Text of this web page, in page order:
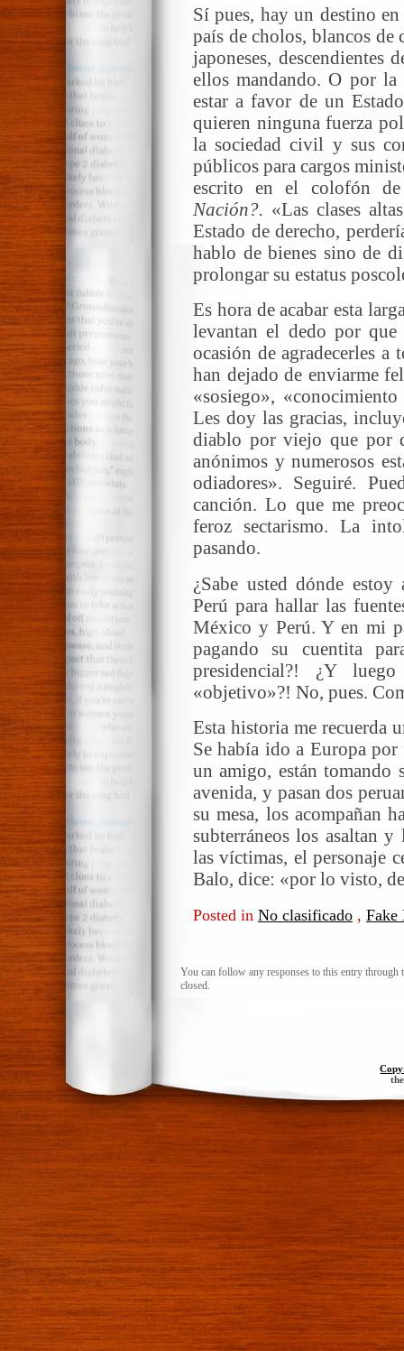
Sí pues, hay un destino
país de cholos, blancos de
japoneses, descendientes
ellos mandando. O por
estar a favor de un
quieren ninguna fuerza
la sociedad civil y sus
públicos para cargos
escrito en el colofón
Nación?. «Las clases
Estado de derecho,
hablo de bienes sino de
prolongar su estatus
Es hora de acabar esta
levantan el dedo por
ocasión de agradecerles
han dejado de enviarme
«sosiego»,
Les doy las gracias,
diablo por viejo que por
anónimos y numerosos
odiadores». Seguiré.
canción. Lo que me
feroz sectarismo. La
pasando.
¿Sabe usted dónde
Perú para hallar las
México y Perú. Y en mi
pagando su cuentita
presidencial?! ¿Y
«objetivo»?! No, pues.
Esta historia me recuerda
Se había ido a Europa
un amigo, están tomando
avenida, y pasan dos
su mesa, los acompañan
subterráneos los asaltan
las víctimas, el personaje
Balo, dice: «por lo visto,
Posted in No clasificado , Fake
You can follow any responses to this entry through
closed.